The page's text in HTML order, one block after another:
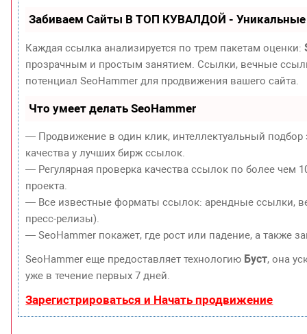
Забиваем Сайты В ТОП КУВАЛДОЙ - Уникальные
Каждая ссылка анализируется по трем пакетам оценки:
прозрачным и простым занятием. Ссылки, вечные
потенциал SeoHammer для продвижения вашего сайта.
Что умеет делать SeoHammer
— Продвижение в один клик, интеллектуальный
качества у лучших бирж ссылок.
— Регулярная проверка качества ссылок по более чем
проекта.
— Все известные форматы ссылок: арендные ссылки,
пресс-релизы).
— SeoHammer покажет, где рост или падение, а также
SeoHammer еще предоставляет технологию Буст, она
уже в течение первых 7 дней.
Зарегистрироваться и Начать продвижение